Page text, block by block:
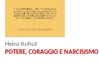
Heinz Kohut
POTERE, CORAGGIO E NARCISISMO